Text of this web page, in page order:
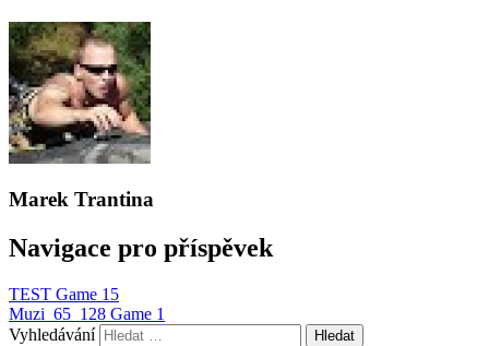
Marek Trantina
Navigace pro příspěvek
TEST Game 15
Muzi_65_128 Game 1
Vyhledávání